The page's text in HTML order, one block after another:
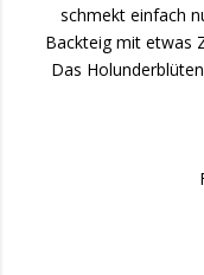
schmekt einfach
Backteig mit etwas
Das